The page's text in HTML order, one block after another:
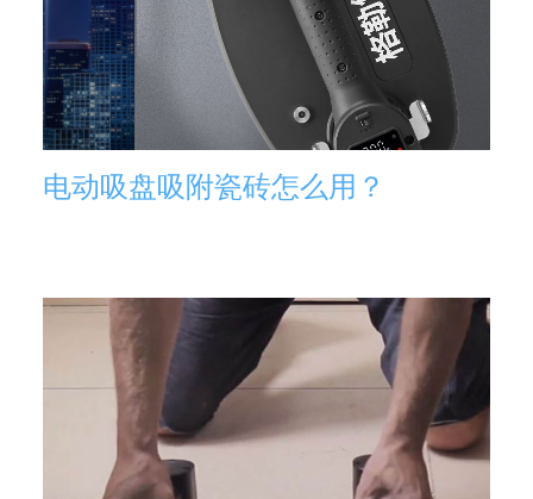
电动吸盘吸附瓷砖怎么用？